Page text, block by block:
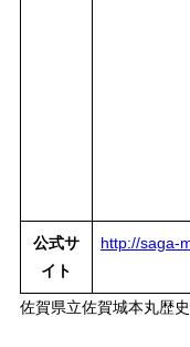
公式サ
イト
http://saga-
佐賀県立佐賀城本丸歴